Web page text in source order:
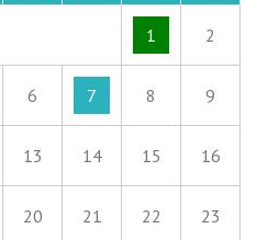
1 2
6 7 8 9
13 14 15 16
20 21 22 23